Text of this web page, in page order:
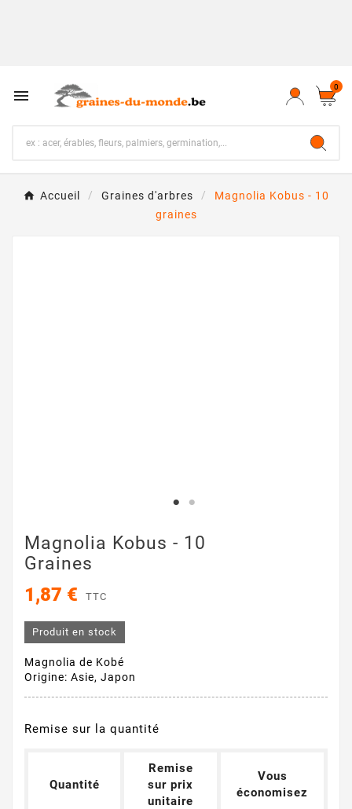
 0
Accueil Graines d'arbres
Magnolia Kobus - 10
graines
Magnolia Kobus - 10
Graines
1,87 €
TTC
Produit en stock
Magnolia de Kobé
Origine: Asie, Japon
Remise sur la quantité
Quantité
Remise
sur prix
unitaire
Vous
économisez